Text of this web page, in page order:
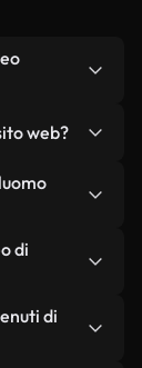
a
web?
minimo i
AI
di
sono
di